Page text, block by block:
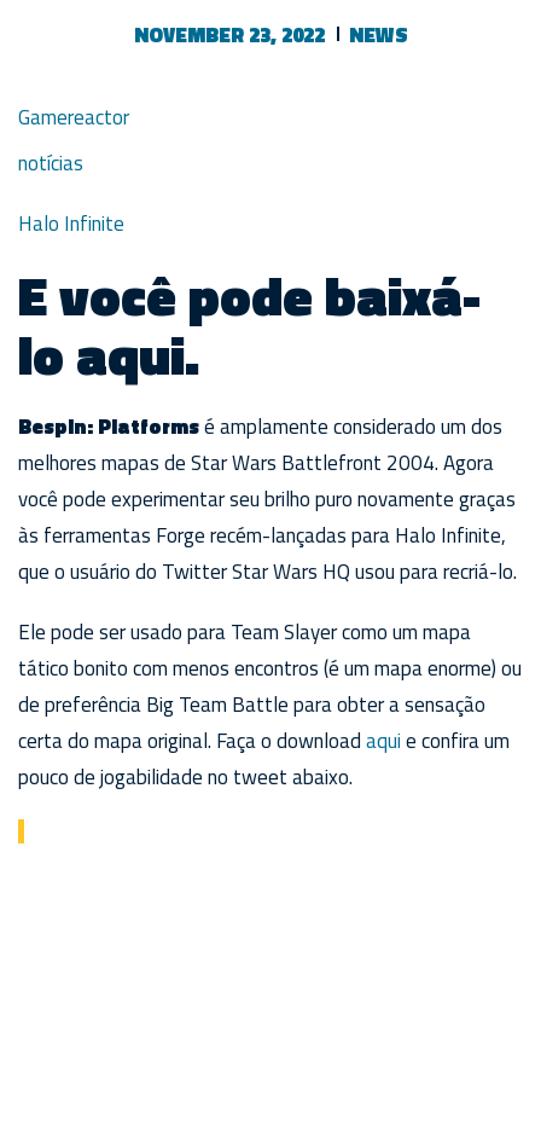
NOVEMBER 23, 2022 NEWS
Gamereactor
notícias
Halo Infinite
E você pode baixá-
lo aqui.
Bespin: Platformsé amplamente considerado um dos
melhores mapas de Star Wars Battlefront 2004. Agora
você pode experimentar seu brilho puro novamente graças
às ferramentas Forge recém-lançadas para Halo Infinite,
que o usuário do Twitter Star Wars HQ usou para recriá-lo.
Ele pode ser usado para Team Slayer como um mapa
tático bonito com menos encontros (é um mapa enorme) ou
de preferência Big Team Battle para obter a sensação
certa do mapa original. Faça o downloadaquie confira um
pouco de jogabilidade no tweet abaixo.